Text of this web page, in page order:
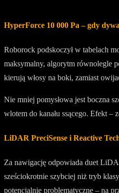
HyperForce 10 000 Pa – gdy
Roborock podskoczył w tabelach
maksymalny, algorytm równolegle
kierują włosy na boki, zamiast
Nie mniej pomysłowa jest boczna
wlotem do kanału ssącego. Efekt –
LiDAR PreciSense i Reactive
Za nawigację odpowiada duet
sześciokrotnie szybciej niż tryb
potencjalnie problematyczne – na